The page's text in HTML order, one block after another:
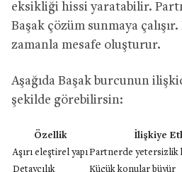
eksikliği hissi yaratabilir.
Başak çözüm sunmaya
zamanla mesafe oluşturur.
Aşağıda Başak burcunun
şekilde görebilirsin:
Özellik
İlişkiye
Aşırı eleştirel yapıPartnerde yetersizlik
Detaycılık
Küçük konular büyür